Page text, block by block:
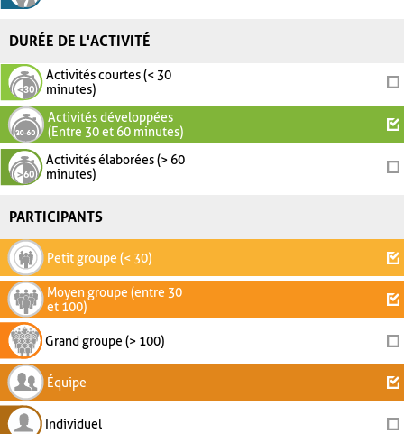
DURÉE DE L'ACTIVITÉ
Activités courtes (< 30
minutes)
Activités développées
(Entre 30 et 60 minutes)
Activités élaborées (> 60
minutes)
PARTICIPANTS
Petit groupe (< 30)
Moyen groupe (entre 30
et 100)
Grand groupe (> 100)
Équipe
Individuel